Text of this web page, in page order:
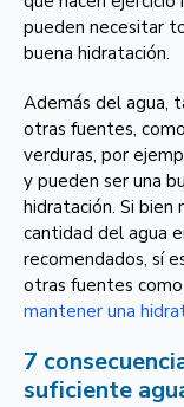
pueden necesitar
buena hidratación.
Además del agua,
otras fuentes,
verduras, por
y pueden ser una
hidratación. Si
cantidad del agua
recomendados, sí
otras fuentes
mantener una
7
suficiente